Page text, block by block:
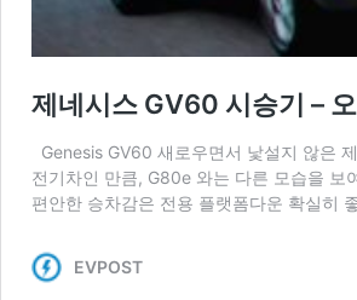
제네시스 GV60 시승기 –
Genesis GV60 새로우면서 낯설지 않은
전기차인 만큼, G80e 와는 다른 모습을 보
편안한 승차감은 전용 플랫폼다운 확실
EVPOST